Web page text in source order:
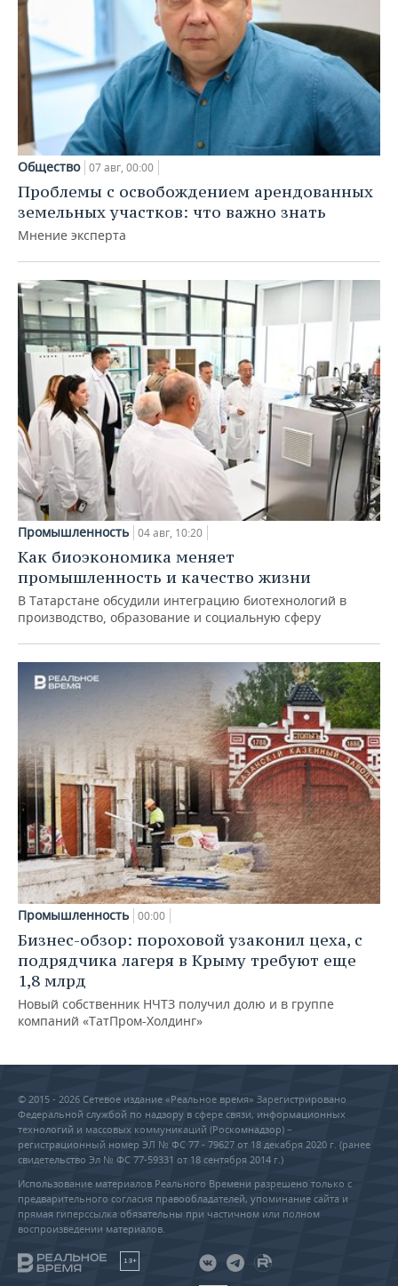
Общество 07 авг, 00:00
Проблемы с освобождением арендованных
земельных участков: что важно знать
Мнение эксперта
Промышленность 04 авг, 10:20
Как биоэкономика меняет
промышленность и качество жизни
В Татарстане обсудили интеграцию биотехнологий в
производство, образование и социальную сферу
Промышленность 00:00
Бизнес-обзор: пороховой узаконил цеха, с
подрядчика лагеря в Крыму требуют еще
1,8 млрд
Новый собственник НЧТЗ получил долю и в группе
компаний «ТатПром-Холдинг»
© 2015 - 2026 Сетевое издание «Реальное время» Зарегистрировано
Федеральной службой по надзору в сфере связи, информационных
технологий и массовых коммуникаций (Роскомнадзор) –
регистрационный номер ЭЛ № ФС 77 - 79627 от 18 декабря 2020 г. (ранее
свидетельство Эл № ФС 77-59331 от 18 сентября 2014 г.)
Использование материалов Реального Времени разрешено только с
предварительного согласия правообладателей, упоминание сайта и
прямая гиперссылка обязательны при частичном или полном
воспроизведении материалов.
18+